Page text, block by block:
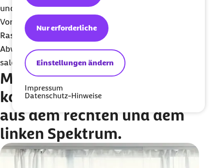
Einstellungen ändern
Nur erforderliche
Impressum
Datenschutz-Hinweise
und legitimiert abwertende Einstellungen und
Vorurteile sowie diskriminierendes Verhalten.
Rassismus, Sexismus und andere Formen der
Abwertung und Diskriminierung werden dadurch
salonfähig.“
Mythos 5:Hate Speech
kommt zu gleichen Teilen
aus dem rechten und dem
linken Spektrum.